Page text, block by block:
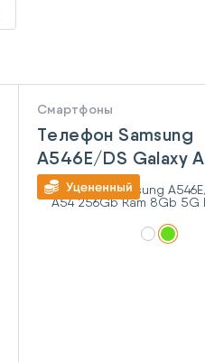
Смартфоны
Телефон Samsung
A546E/DS Galaxy
256Gb Ram 8Gb